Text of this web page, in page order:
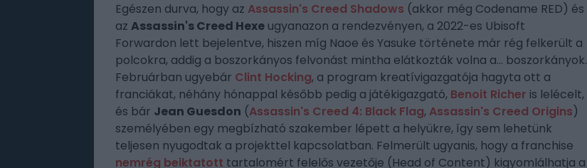
Egészen durva, hogy az Assassin's Creed Shadows (akkor még Codename RED) és
az Assassin's Creed Hexe ugyanazon a rendezvényen, a 2022-es Ubisoft
Forwardon lett bejelentve, hiszen míg Naoe és Yasuke története már rég felkerült a
polcokra, addig a boszorkányos felvonást mintha elátkozták volna a... boszorkányok.
Februárban ugyebár Clint Hocking, a program kreatívigazgatója hagyta ott a
franciákat, néhány hónappal később pedig a játékigazgató, Benoit Richer is lelécelt,
és bár Jean Guesdon (Assassin's Creed 4: Black Flag, Assassin's Creed Origins)
személyében egy megbízható szakember lépett a helyükre, így sem lehetünk
teljesen nyugodtak a projekttel kapcsolatban. Felmerült ugyanis, hogy a franchise
nemrég beiktatott tartalomért felelős vezetője (Head of Content) kigyomlálhatja a